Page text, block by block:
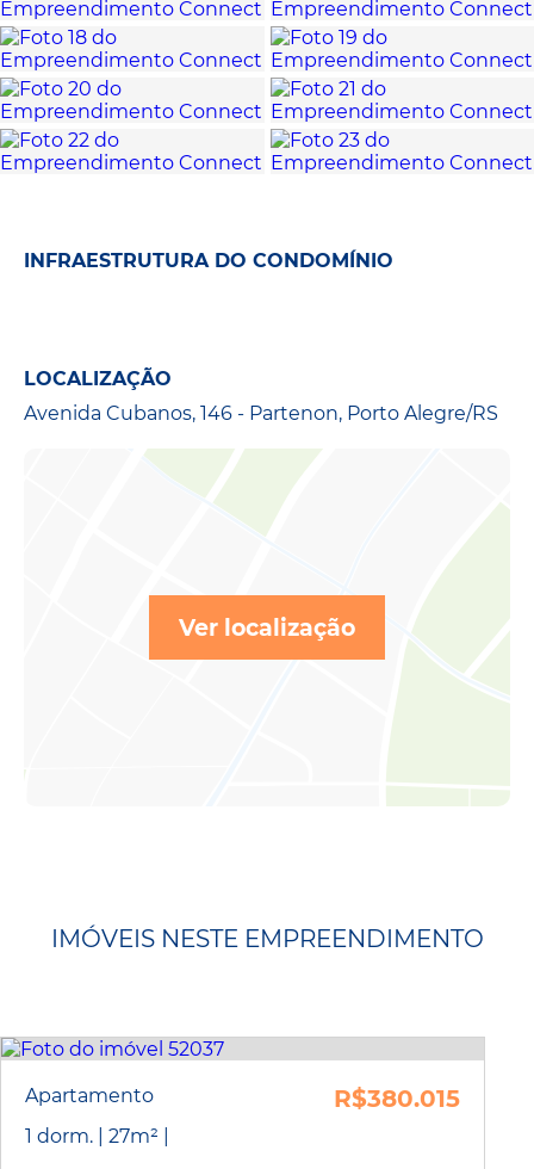
INFRAESTRUTURA DO CONDOMÍNIO
LOCALIZAÇÃO
Avenida Cubanos, 146 - Partenon, Porto Alegre/RS
Ver localização
IMÓVEIS NESTE EMPREENDIMENTO
Apartamento R$380.015
1 dorm. | 27m² |